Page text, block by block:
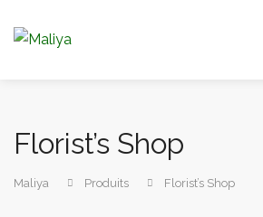
Florist’s Shop
Maliya Produits Florist’s Shop